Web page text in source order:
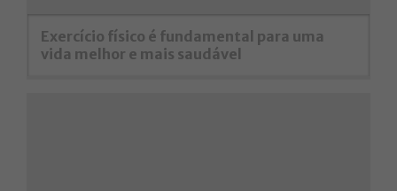
Exercício físico é fundamental para uma
vida melhor e mais saudável